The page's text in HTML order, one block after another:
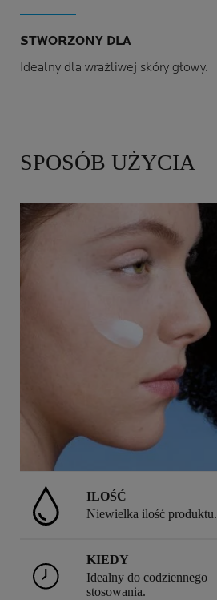
STWORZONY DLA
Idealny dla wrażliwej skóry głowy.
SPOSÓB UŻYCIA
ILOŚĆ
Niewielka ilość produktu.
KIEDY
Idealny do codziennego
stosowania.